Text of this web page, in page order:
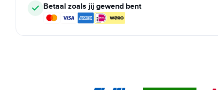
Betaal zoals jij gewend bent